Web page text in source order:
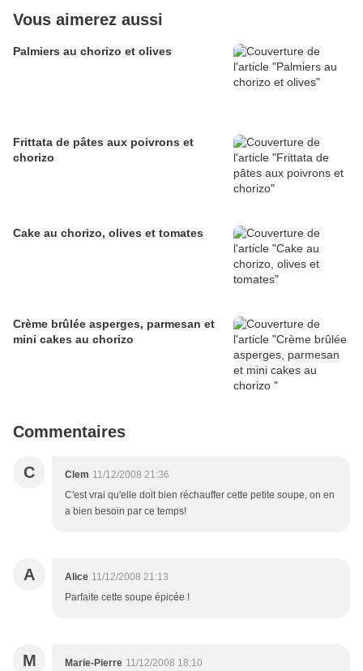
Vous aimerez aussi
Palmiers au chorizo et olives
Frittata de pâtes aux poivrons et
chorizo
Cake au chorizo, olives et tomates
Crème brûlée asperges, parmesan et
mini cakes au chorizo
Commentaires
C Clem 11/12/2008 21:36
C'est vrai qu'elle doit bien réchauffer cette petite soupe, on en
a bien besoin par ce temps!
A Alice 11/12/2008 21:13
Parfaite cette soupe épicée !
M Marie-Pierre 11/12/2008 18:10